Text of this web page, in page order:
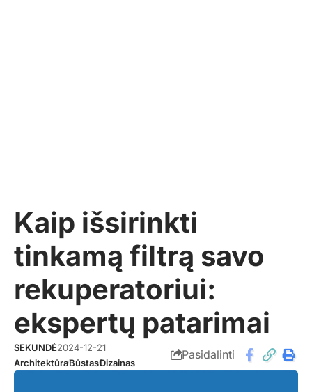
Kaip išsirinkti
tinkamą filtrą savo
rekuperatoriui:
ekspertų patarimai
SEKUNDĖ2024-12-21
ArchitektūraBūstasDizainas
Pasidalinti